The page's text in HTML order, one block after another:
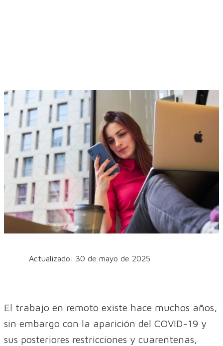
Actualizado: 30 de mayo de 2025
El trabajo en remoto existe hace muchos años,
sin embargo con la aparición del COVID-19 y
sus posteriores restricciones y cuarentenas,